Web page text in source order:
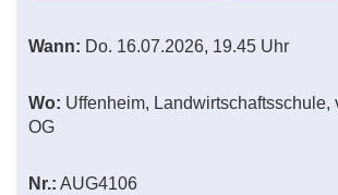
Wann: Do. 16.07.2026, 19.45 Uhr
Wo: Uffenheim, Landwirtschaftsschule,
OG
Nr.: AUG4106